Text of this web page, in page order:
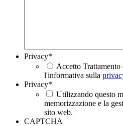
Privacy*
Accetto
l'informativa sulla
Privacy*
Utilizzando questo
memorizzazione e la
sito web.
CAPTCHA